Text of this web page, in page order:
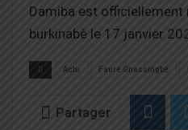
Damiba est
burkinabè le 17 janvier
Actu Faure Gnassingbé
Partager